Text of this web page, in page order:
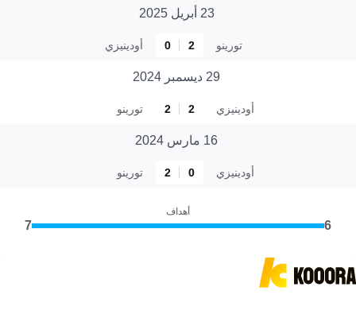
23 أبريل 2025
تورينو 2
0 أودينيزي
29 ديسمبر 2024
أودينيزي 2
2 تورينو
16 مارس 2024
أودينيزي 0
2 تورينو
أهداف
6
7